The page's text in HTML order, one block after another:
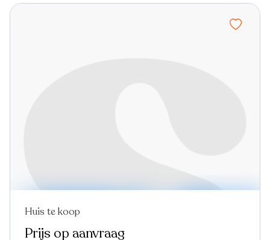
In optie
Huis te koop
Prijs op aanvraag